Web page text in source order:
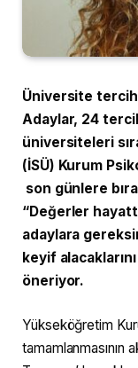
Üniversite
Adaylar, 24
üniversiteleri
(İSÜ) Kurum
son günlere
“Değerler
adaylara
keyif
öneriyor.
Yükseköğretim
tamamlanmasının